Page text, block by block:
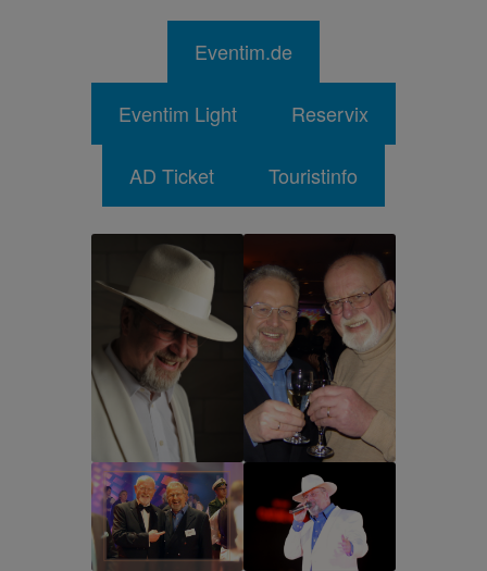
Eventim.de
Eventim Light Reservix
AD Ticket Touristinfo